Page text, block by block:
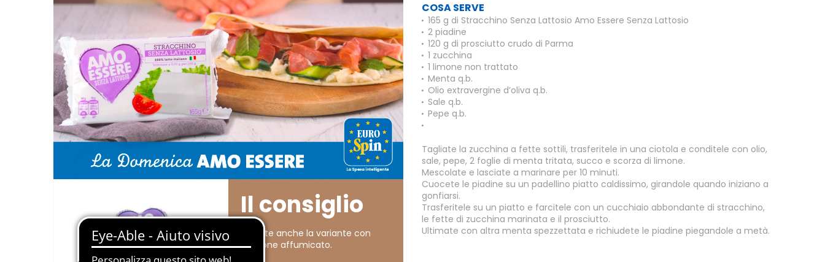
COSA SERVE
165 g di Stracchino Senza Lattosio Amo Essere Senza Lattosio
2 piadine
120 g di prosciutto crudo di Parma
1 zucchina
1 limone non trattato
Menta q.b.
Olio extravergine d’oliva q.b.
Sale q.b.
Pepe q.b.
Tagliate la zucchina a fette sottili, trasferitele in una ciotola e conditele con olio,
sale, pepe, 2 foglie di menta tritata, succo e scorza di limone.
Mescolate e lasciate a marinare per 10 minuti.
Cuocete le piadine su un padellino piatto caldissimo, girandole quando iniziano a
gonfiarsi.
Trasferitele su un piatto e farcitele con un cucchiaio abbondante di stracchino,
le fette di zucchina marinata e il prosciutto.
Ultimate con altra menta spezzettata e richiudete le piadine piegandole a metà.
Il consiglio
Provate anche la variante con
salmone affumicato.